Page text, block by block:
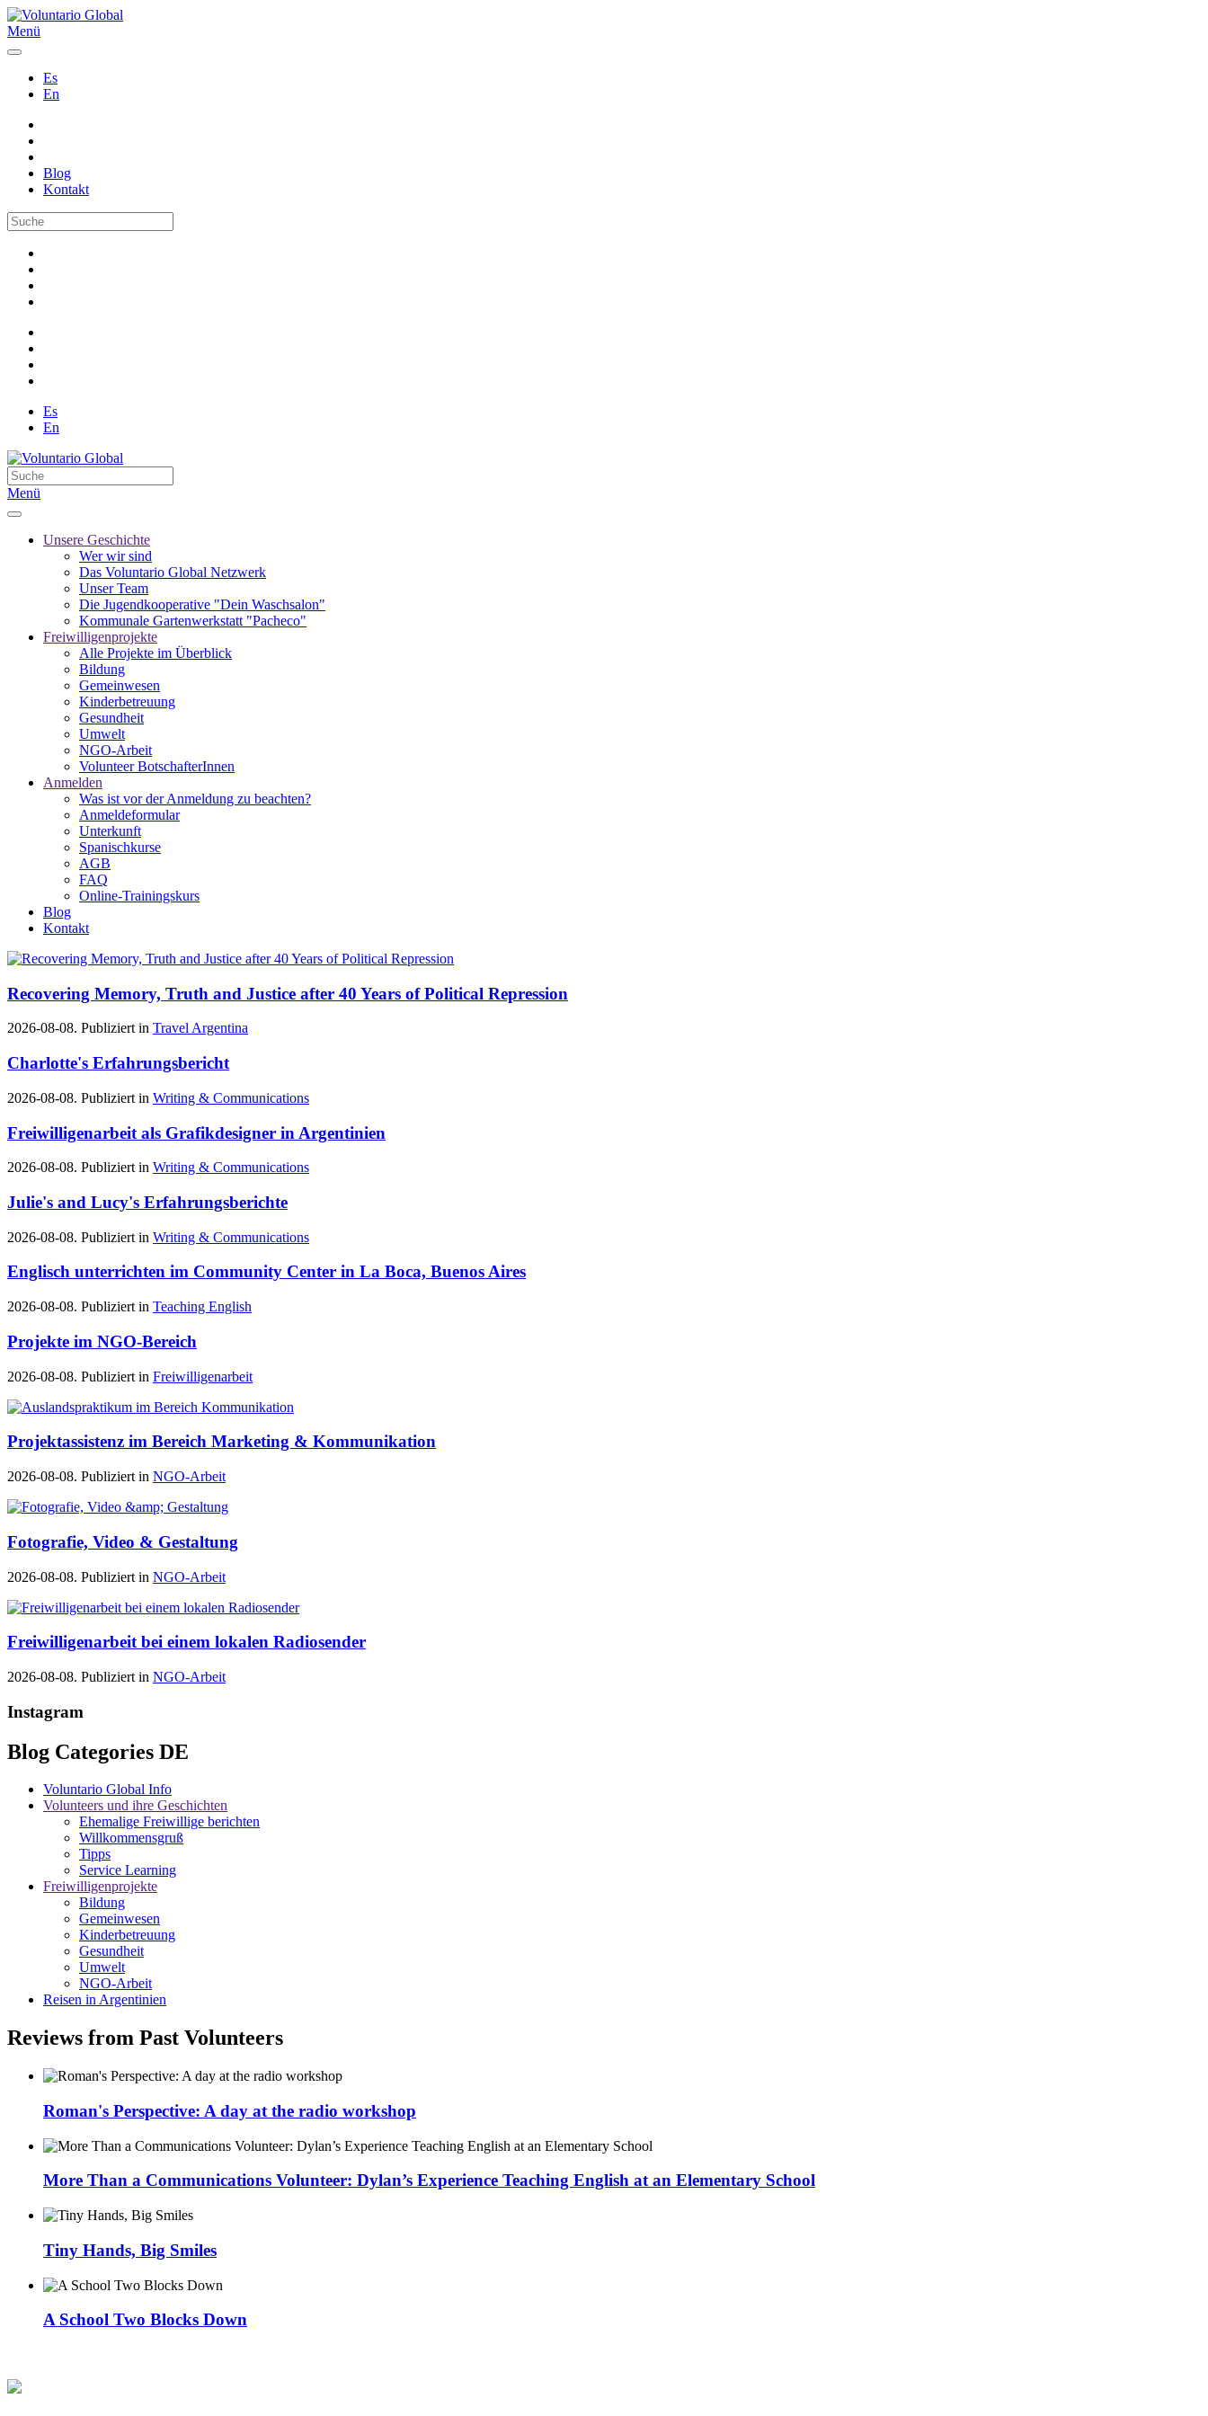
Menü
Es
En
Blog
Kontakt
Es
En
Menü
Unsere Geschichte
Wer wir sind
Das Voluntario Global Netzwerk
Unser Team
Die Jugendkooperative "Dein Waschsalon"
Kommunale Gartenwerkstatt "Pacheco"
Freiwilligenprojekte
Alle Projekte im Überblick
Bildung
Gemeinwesen
Kinderbetreuung
Gesundheit
Umwelt
NGO-Arbeit
Volunteer BotschafterInnen
Anmelden
Was ist vor der Anmeldung zu beachten?
Anmeldeformular
Unterkunft
Spanischkurse
AGB
FAQ
Online-Trainingskurs
Blog
Kontakt
Recovering Memory, Truth and Justice after 40 Years of Political Repression
2026-08-08. Publiziert in Travel Argentina
Charlotte's Erfahrungsbericht
2026-08-08. Publiziert in Writing & Communications
Freiwilligenarbeit als Grafikdesigner in Argentinien
2026-08-08. Publiziert in Writing & Communications
Julie's and Lucy's Erfahrungsberichte
2026-08-08. Publiziert in Writing & Communications
Englisch unterrichten im Community Center in La Boca, Buenos Aires
2026-08-08. Publiziert in Teaching English
Projekte im NGO-Bereich
2026-08-08. Publiziert in Freiwilligenarbeit
Projektassistenz im Bereich Marketing & Kommunikation
2026-08-08. Publiziert in NGO-Arbeit
Fotografie, Video & Gestaltung
2026-08-08. Publiziert in NGO-Arbeit
Freiwilligenarbeit bei einem lokalen Radiosender
2026-08-08. Publiziert in NGO-Arbeit
Instagram
Blog Categories DE
Voluntario Global Info
Volunteers und ihre Geschichten
Ehemalige Freiwillige berichten
Willkommensgruß
Tipps
Service Learning
Freiwilligenprojekte
Bildung
Gemeinwesen
Kinderbetreuung
Gesundheit
Umwelt
NGO-Arbeit
Reisen in Argentinien
Reviews from Past Volunteers
Roman's Perspective: A day at the radio workshop
More Than a Communications Volunteer: Dylan’s Experience Teaching English at an Elementary School
Tiny Hands, Big Smiles
A School Two Blocks Down